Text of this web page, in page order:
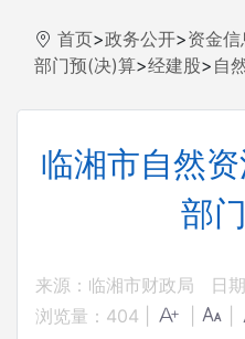
首页>政务公开>资金信
部门预(决)算>经建股> 自
临湘市自然
部
来源：临湘市财政局
日
浏览量： 404